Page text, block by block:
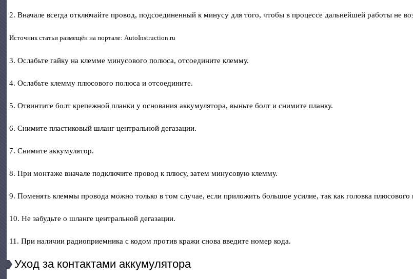
2. Вначале всегда отключайте провод, подсоединенный к минусу для того, чтобы в процессе дальнейшей работы не
Источник статьи размещён на портале: AutoInstruction.ru
3. Ослабьте гайку на клемме минусового полюса, отсоедините клемму.
4. Ослабьте клемму плюсового полюса и отсоедините.
5. Отвинтите болт крепежной планки у основания аккумулятора, выньте болт и снимите планку.
6. Снимите пластиковый шланг центральной дегазации.
7. Снимите аккумулятор.
8. При монтаже вначале подключите провод к плюсу, затем минусовую клемму.
9. Поменять клеммы провода можно только в том случае, если приложить большое усилие, так как головка
10. Не забудьте о шланге центральной дегазации.
11. При наличии радиоприемника с кодом против кражи снова введите номер кода.
Уход за контактами аккумулятора